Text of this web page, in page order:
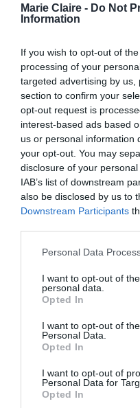
Marie Claire - Do Not
Information
If you wish to opt-out of
processing of your
targeted advertising by
section to confirm your
opt-out request is
interest-based ads based
us or personal information
your opt-out. You may
disclosure of your
IAB’s list of downstream
also be disclosed by us to
Downstream Participants
Personal Data
I want to opt-out of
personal data.
Opted In
I want to opt-out of
Personal Data.
Opted In
I want to opt-out of
Personal Data for
Opted In
Σταματίνα
ADVERTISEMENT